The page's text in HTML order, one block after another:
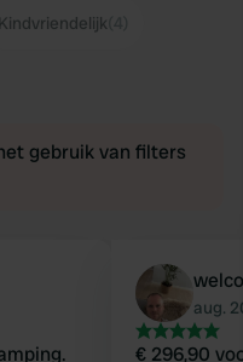
Kindvriendelijk
gebruik van filters
aug.
€ 296,90